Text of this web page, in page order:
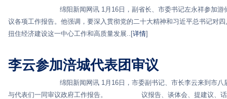
绵阳新闻网讯 1月16日，副省长、市委书记左永祥参加游仙代
议各项工作报告。他强调，要深入贯彻党的二十大精神和习近平总书记对
扭住经济建设这一中心工作和高质量发展..[详情]
李云参加涪城代表团审议
绵阳新闻网讯 1月16日，市委副书记、市长李云来到市八届人
与代表们一同审议政府工作报告。 议报告、谈体会、提建议、话发